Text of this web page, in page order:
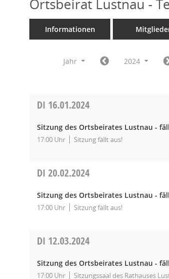
Ortsbeirat Lustnau -
Informationen
Jahr 2024
DI 16.01.2024
Sitzung des Ortsbeirates Lustnau -
17:00 Uhr Sitzung fällt aus!
DI20.02.2024
Sitzung des Ortsbeirates Lustnau -
17:00 Uhr Sitzung fällt aus!
DI 12.03.2024
Sitzung des Ortsbeirates Lustnau -
17:00 Uhr Sitzungssaal des Rathauses